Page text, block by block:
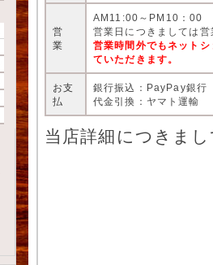
営
業
AM11:00～PM10：00
営業日につきましては
営業時間外でもネット
ていただきます。
お支
払
銀行振込：PayPay銀行
代金引換：ヤマト運輸
当店詳細につきま